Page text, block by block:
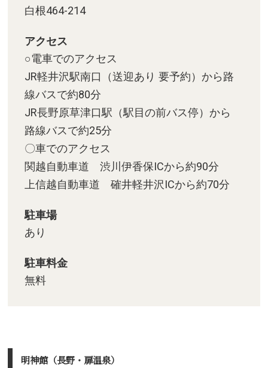
白根464-214
アクセス
○電車でのアクセス
JR軽井沢駅南口（送迎あり 要予約）から路
線バスで約80分
JR長野原草津口駅（駅目の前バス停）から
路線バスで約25分
〇車でのアクセス
関越自動車道 渋川伊香保ICから約90分
上信越自動車道 確井軽井沢ICから約70分
駐車場
あり
駐車料金
無料
明神館（長野・扉温泉）